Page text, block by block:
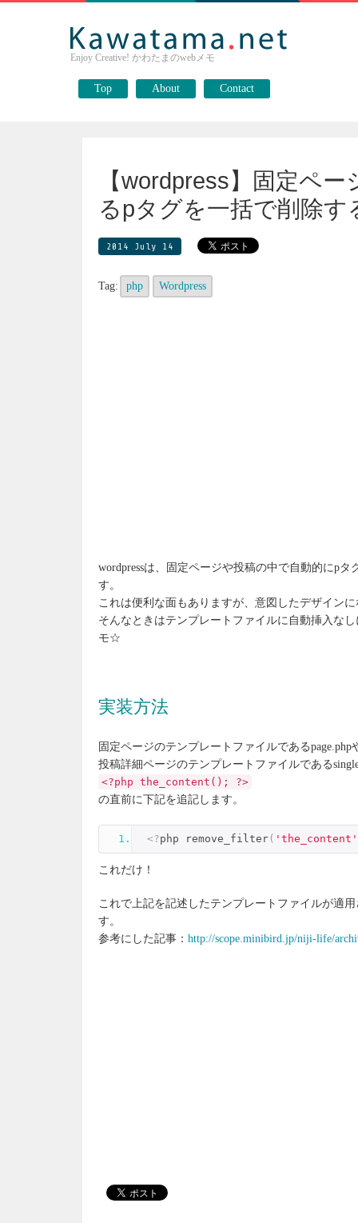
Enjoy Creative! かわたまのwebメモ
Top About Contact
【wordpress】固定ペ
るpタグを一括で削除す
2014 July 14
Tag: php Wordpress
wordpressは、固定ページや投稿の中で自動的にpタ
す。
これは便利な面もありますが、意図したデザイン
そんなときはテンプレートファイルに自動挿入な
モ☆
実装方法
固定ページのテンプレートファイルであるpage.php
投稿詳細ページのテンプレートファイルである
<?php the_content(); ?>
の直前に下記を追記します。
<?php remove_filter( 'the_content'
これだけ！
これで上記を記述したテンプレートファイルが適
す。
参考にした記事： http://scope.minibird.jp/niji-life/